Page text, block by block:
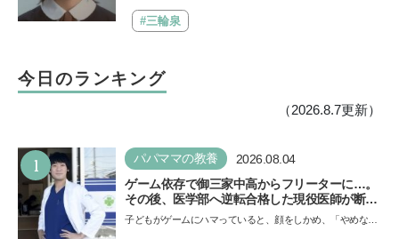
#三輪泉
今日のランキング
（2026.8.7更新）
1 パパママの教養 2026.08.04
ゲーム依存で御三家中高からフリーターに…。
その後、医学部へ逆転合格した現役医師が断言
「ゲームの経験が受験勉強に役立った」そう考
える背景とは
子どもがゲームにハマっていると、顔をしかめ、「やめなさ